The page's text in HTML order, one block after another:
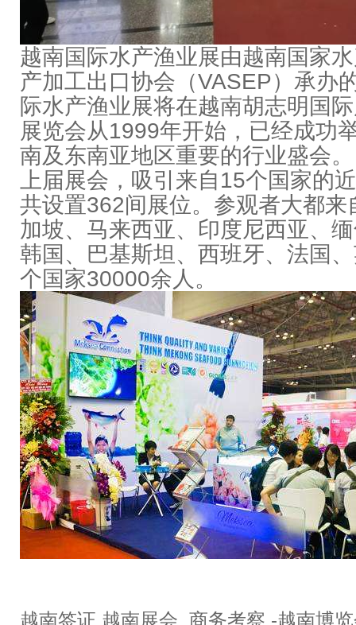
越南国际水产渔业展由越南国家
产加工出口协会（VASEP）承办
际水产渔业展将在越南胡志明国
展览会从1999年开始，已经成功
南及东南亚地区重要的行业盛会。
上届展会， 吸引来自15个国家的
共设置362间展位。 参观者大都来
加坡、马来西亚、印度尼西亚、
韩国、巴基斯坦、西班牙、法国
个国家30000余人。
越南签证 越南展会 商务考察 -越南博